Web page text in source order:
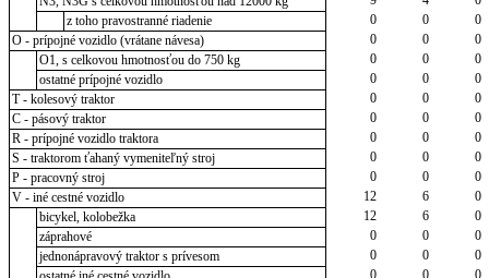
z toho pravostranné riadenie
0 0
0
O - prípojné vozidlo (vrátane návesa)
0 0
0
O1, s celkovou hmotnosťou do 750 kg
0 0
0
ostatné prípojné vozidlo
0 0
0
T - kolesový traktor
0 0
0
C - pásový traktor
0 0
0
R - prípojné vozidlo traktora
0 0
0
S - traktorom ťahaný vymeniteľný stroj
0 0
0
P - pracovný stroj
0 0
0
V - iné cestné vozidlo
12 6
0
bicykel, kolobežka
12 6
0
záprahové
0 0
0
jednonápravový traktor s prívesom
0 0
0
0 0
0